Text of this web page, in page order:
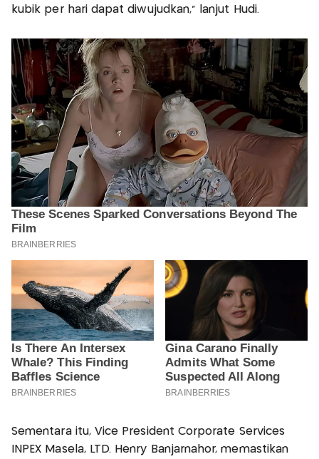
kubik per hari dapat diwujudkan," lanjut Hudi.
Sementara itu, Vice President Corporate Services
INPEX Masela, LTD. Henry Banjarnahor, memastikan